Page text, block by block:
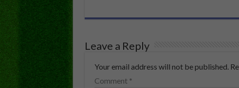
Leave a Reply
Your email address will not be published.
Comment *